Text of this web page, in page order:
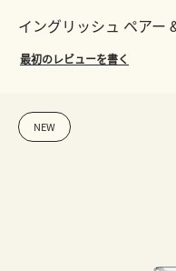
イングリッシュ ペアー
最初のレビューを書く
NEW